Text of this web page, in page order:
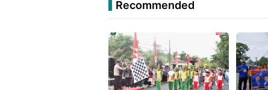
Recommended